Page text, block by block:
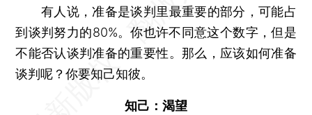
有人说，准备是谈判里最重要的部分，可能占
到谈判努力的80%。你也许不同意这个数字，但是
不能否认谈判准备的重要性。那么，应该如何准备
谈判呢？你要知己知彼。
知己：渴望